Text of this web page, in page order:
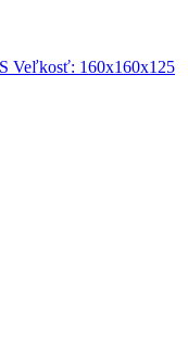
Veľkosť: 160x160x125